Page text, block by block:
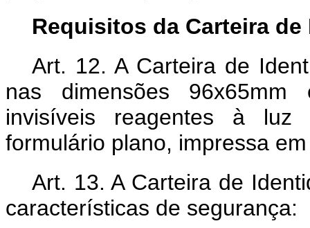
Requisitos da Carteira
Art. 12. A Carteira de
nas dimensões
invisíveis reagentes à luz
formulário plano, impressa
Art. 13. A Carteira de
características de segurança: